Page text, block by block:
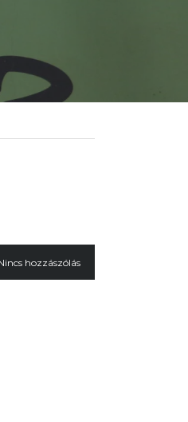
hozzászólás